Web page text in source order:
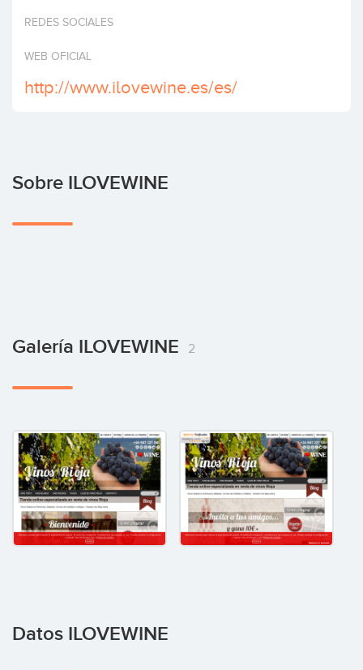
Invertir
REDES SOCIALES
WEB OFICIAL
http://www.ilovewine.es/es/
Sobre ILOVEWINE
Galería ILOVEWINE 2
Datos ILOVEWINE